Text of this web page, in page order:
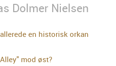
Dolmer Nielsen
en historisk orkan
mod øst?